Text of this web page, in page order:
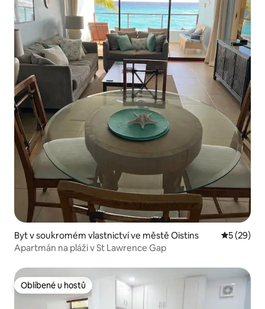
Byt v soukromém vlastnictví ve městě Oistins Průměrné
5 (29)
Apartmán na pláži v St Lawrence Gap
Oblíbené u hostů
Oblíbené u hostů